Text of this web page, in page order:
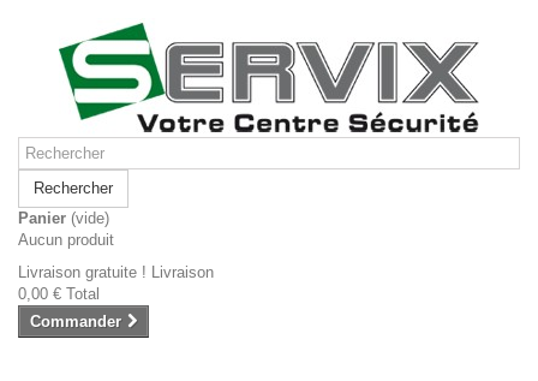
Rechercher
Panier (vide)
Aucun produit
Livraison gratuite ! Livraison
0,00 € Total
Commander